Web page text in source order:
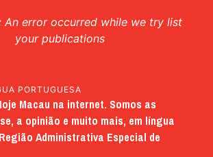
An error occurred while we try list
your publications
PORTUGUESA
Macau na internet. Somos as
a opinião e muito mais, em língua
Administrativa Especial de